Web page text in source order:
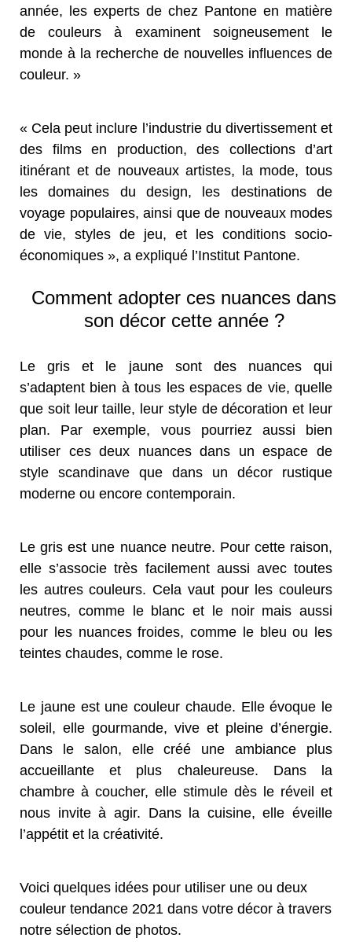
année, les experts de chez Pantone en matière
de couleurs à examinent soigneusement le
monde à la recherche de nouvelles influences de
couleur. »
« Cela peut inclure l’industrie du divertissement et
des films en production, des collections d’art
itinérant et de nouveaux artistes, la mode, tous
les domaines du design, les destinations de
voyage populaires, ainsi que de nouveaux modes
de vie, styles de jeu, et les conditions socio-
économiques », a expliqué l’Institut Pantone.
Comment adopter ces nuances dans
son décor cette année ?
Le gris et le jaune sont des nuances qui
s’adaptent bien à tous les espaces de vie, quelle
que soit leur taille, leur style de décoration et leur
plan. Par exemple, vous pourriez aussi bien
utiliser ces deux nuances dans un espace de
style scandinave que dans un décor rustique
moderne ou encore contemporain.
Le gris est une nuance neutre. Pour cette raison,
elle s’associe très facilement aussi avec toutes
les autres couleurs. Cela vaut pour les couleurs
neutres, comme le blanc et le noir mais aussi
pour les nuances froides, comme le bleu ou les
teintes chaudes, comme le rose.
Le jaune est une couleur chaude. Elle évoque le
soleil, elle gourmande, vive et pleine d’énergie.
Dans le salon, elle créé une ambiance plus
accueillante et plus chaleureuse. Dans la
chambre à coucher, elle stimule dès le réveil et
nous invite à agir. Dans la cuisine, elle éveille
l’appétit et la créativité.
Voici quelques idées pour utiliser une ou deux
couleur tendance 2021 dans votre décor à travers
notre sélection de photos.